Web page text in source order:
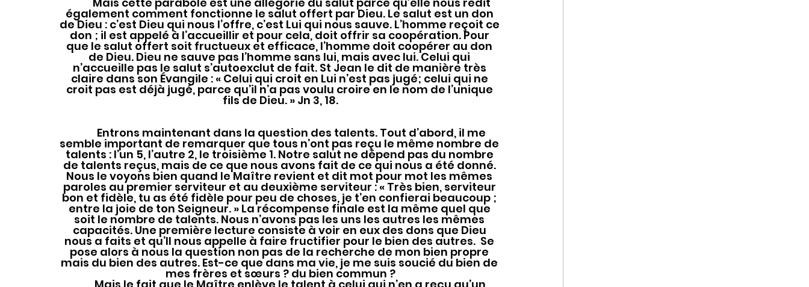
également comment fonctionne le salut offert par Dieu. Le salut est un don
de Dieu : c’est Dieu qui nous l’offre, c’est Lui qui nous sauve. L’homme reçoit ce
don ; il est appelé à l’accueillir et pour cela, doit offrir sa coopération. Pour
que le salut offert soit fructueux et efficace, l’homme doit coopérer au don
de Dieu. Dieu ne sauve pas l’homme sans lui, mais avec lui. Celui qui
n’accueille pas le salut s’autoexclut de fait. St Jean le dit de manière très
claire dans son Évangile : « Celui qui croit en Lui n’est pas jugé; celui qui ne
croit pas est déjà jugé, parce qu’il n’a pas voulu croire en le nom de l’unique
fils de Dieu. » Jn 3, 18.
semble important de remarquer que tous n’ont pas reçu le même nombre de
talents : l’un 5, l’autre 2, le troisième 1. Notre salut ne dépend pas du nombre
de talents reçus, mais de ce que nous avons fait de ce qui nous a été donné.
Nous le voyons bien quand le Maître revient et dit mot pour mot les mêmes
paroles au premier serviteur et au deuxième serviteur : « Très bien, serviteur
bon et fidèle, tu as été fidèle pour peu de choses, je t’en confierai beaucoup ;
entre la joie de ton Seigneur. » La récompense finale est la même quel que
soit le nombre de talents. Nous n’avons pas les uns les autres les mêmes
capacités. Une première lecture consiste à voir en eux des dons que Dieu
nous a faits et qu’Il nous appelle à faire fructifier pour le bien des autres.  Se
pose alors à nous la question non pas de la recherche de mon bien propre
mais du bien des autres. Est-ce que dans ma vie, je me suis soucié du bien de
mes frères et sœurs ? du bien commun ?